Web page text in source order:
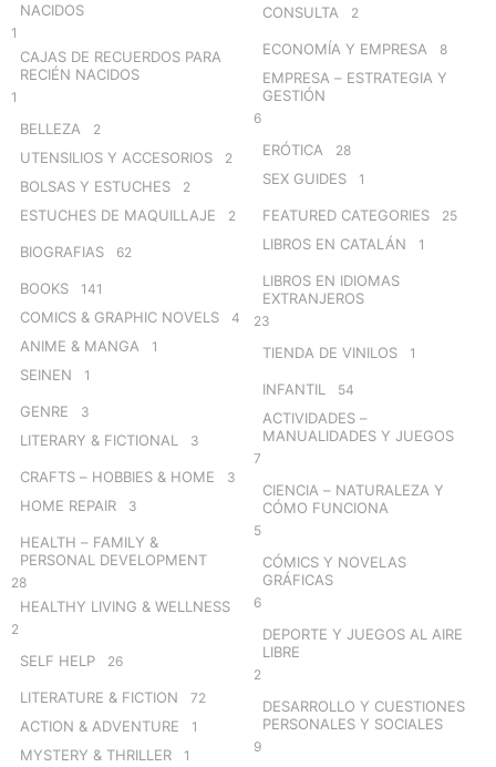
NACIDOS
1
CAJAS DE RECUERDOS PARA
RECIÉN NACIDOS
1
BELLEZA 2
UTENSILIOS Y ACCESORIOS 2
BOLSAS Y ESTUCHES 2
ESTUCHES DE MAQUILLAJE 2
BIOGRAFIAS 62
BOOKS 141
COMICS & GRAPHIC NOVELS 4
ANIME & MANGA 1
SEINEN 1
GENRE 3
LITERARY & FICTIONAL 3
CRAFTS – HOBBIES & HOME 3
HOME REPAIR 3
HEALTH – FAMILY &
PERSONAL DEVELOPMENT
28
HEALTHY LIVING & WELLNESS
2
SELF HELP 26
LITERATURE & FICTION 72
ACTION & ADVENTURE 1
MYSTERY & THRILLER 1
CONSULTA 2
ECONOMÍA Y EMPRESA 8
EMPRESA – ESTRATEGIA Y
GESTIÓN
6
ERÓTICA 28
SEX GUIDES 1
FEATURED CATEGORIES 25
LIBROS EN CATALÁN 1
LIBROS EN IDIOMAS
EXTRANJEROS
23
TIENDA DE VINILOS 1
INFANTIL 54
ACTIVIDADES –
MANUALIDADES Y JUEGOS
7
CIENCIA – NATURALEZA Y
CÓMO FUNCIONA
5
CÓMICS Y NOVELAS
GRÁFICAS
6
DEPORTE Y JUEGOS AL AIRE
LIBRE
2
DESARROLLO Y CUESTIONES
PERSONALES Y SOCIALES
9